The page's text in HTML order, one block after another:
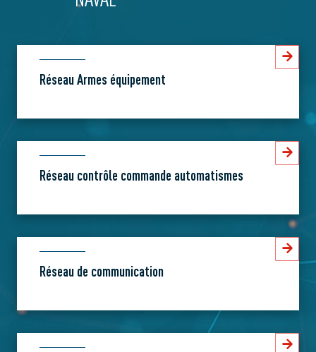
Réseau Armes équipement
Réseau contrôle commande automatismes
Réseau de communication